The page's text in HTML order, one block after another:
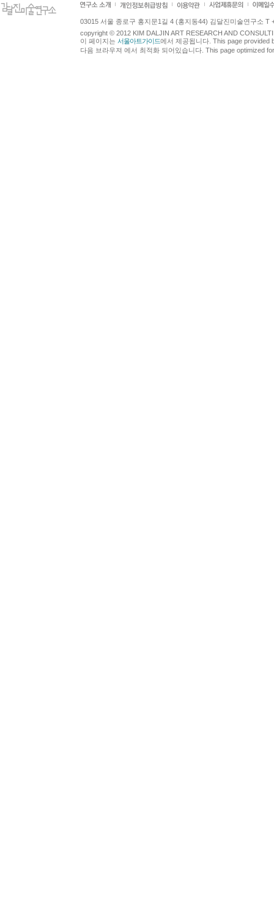
03015 서울 종로구 홍지문1길 4 (홍지동44) 김달진미술연구소 T
copyright © 2012 KIM DALJIN ART RESEARCH AND
이 페이지는 서울아트가이드에서 제공됩니다. This page provided
다음 브라우져 에서 최적화 되어있습니다. This page optimized